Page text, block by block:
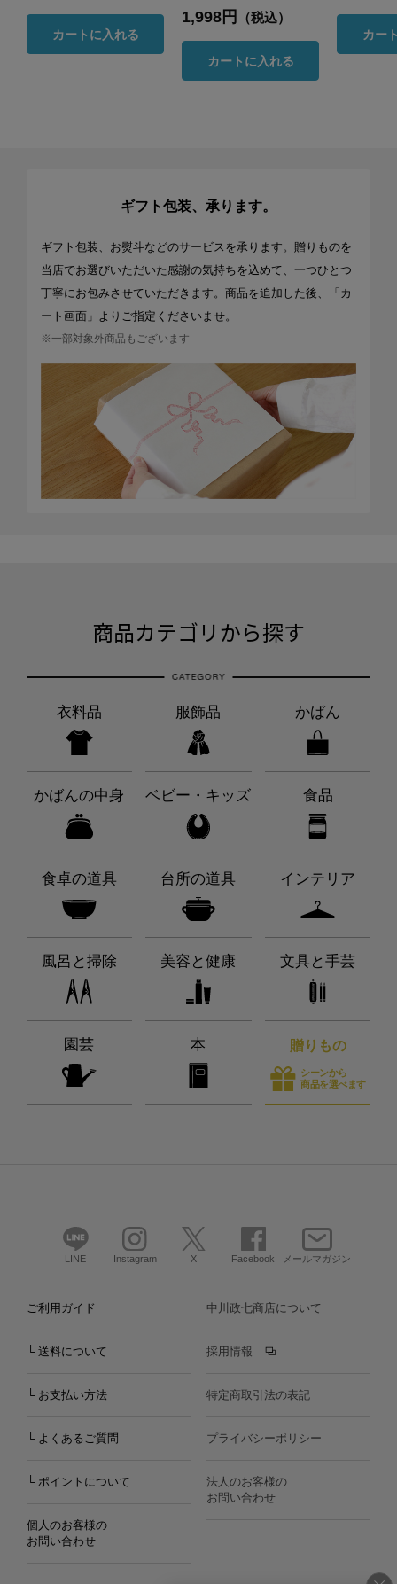
カートに入れる
1,998円 （税込）
カートに入れる
カー
ギフト包装、承ります。
ギフト包装、お熨斗などのサービスを承ります。贈りものを
当店でお選びいただいた感謝の気持ちを込めて、一つひとつ
丁寧にお包みさせていただきます。商品を追加した後、「カ
ート画面」よりご指定くださいませ。
※一部対象外商品もございます
商品カテゴリから探す
衣料品 服飾品 かばん
かばんの中身 ベビー・キッズ 食品
食卓の道具 台所の道具 インテリア
風呂と掃除 美容と健康 文具と手芸
園芸 本 贈りもの
シーンから
商品を選べます
LINE Instagram X Facebook メールマガジン
ご利用ガイド
└ 送料について
└ お支払い方法
└ よくあるご質問
└ ポイントについて
個人のお客様の
お問い合わせ
中川政七商店について
採用情報
特定商取引法の表記
プライバシーポリシー
法人のお客様の
お問い合わせ